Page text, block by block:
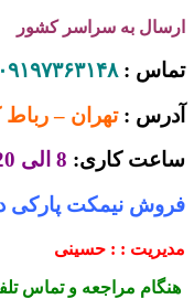
ارسال به سراسر کشور
تماس : ۰۹۱۹۷۳۶۳۱۴۸
آدرس : تهران – رباط
ساعت کاری: 8 الی 20
فروش نیمکت پارکی
مدیریت : : حسینی
هنگام مراجعه و تماس